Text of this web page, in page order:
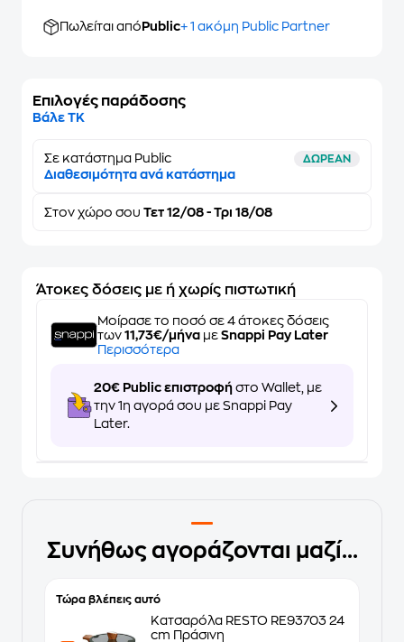
Πωλείται από Public+ 1 ακόμη Public Partner
Επιλογές παράδοσης
Βάλε ΤΚ
Σε κατάστημα Public ΔΩΡΕΑΝ
Διαθεσιμότητα ανά κατάστημα
Στον χώρο σου Τετ 12/08 - Τρι 18/08
Άτοκες δόσεις με ή χωρίς πιστωτική
Μοίρασε το ποσό σε 4 άτοκες δόσεις
των 11,73€/μήνα με Snappi Pay Later
Περισσότερα
20€ Public επιστροφή στο Wallet, με
την 1η αγορά σου με Snappi Pay
Later.
Συνήθως αγοράζονται μαζί...
Τώρα βλέπεις αυτό
Κατσαρόλα RESTO RE93703 24
cm Πράσινη